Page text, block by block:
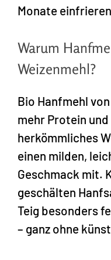
Monate
Warum
Weizenmehl?
Bio Hanfmehl
mehr Protein
herkömmliches
einen milden,
Geschmack mit.
geschälten
Teig besonders
– ganz ohne